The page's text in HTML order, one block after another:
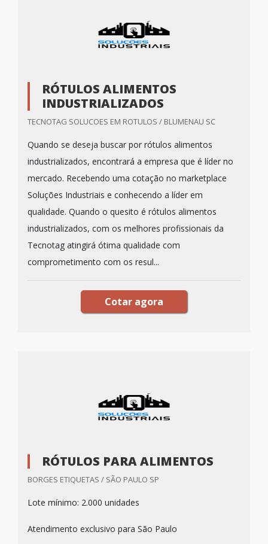
RÓTULOS ALIMENTOS
INDUSTRIALIZADOS
TECNOTAG SOLUCOES EM ROTULOS / BLUMENAU SC
Quando se deseja buscar por rótulos alimentos
industrializados, encontrará a empresa que é líder no
mercado. Recebendo uma cotação no marketplace
Soluções Industriais e conhecendo a líder em
qualidade. Quando o quesito é rótulos alimentos
industrializados, com os melhores profissionais da
Tecnotag atingirá ótima qualidade com
comprometimento com os resul...
Cotar agora
RÓTULOS PARA ALIMENTOS
BORGES ETIQUETAS / SÃO PAULO SP
Lote mínimo: 2.000 unidades
Atendimento exclusivo para São Paulo